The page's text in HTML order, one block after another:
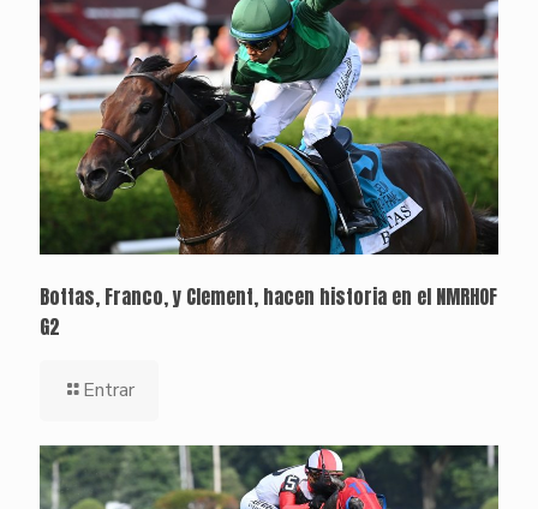
Bottas, Franco, y Clement, hacen historia en el NMRHOF
G2
Entrar